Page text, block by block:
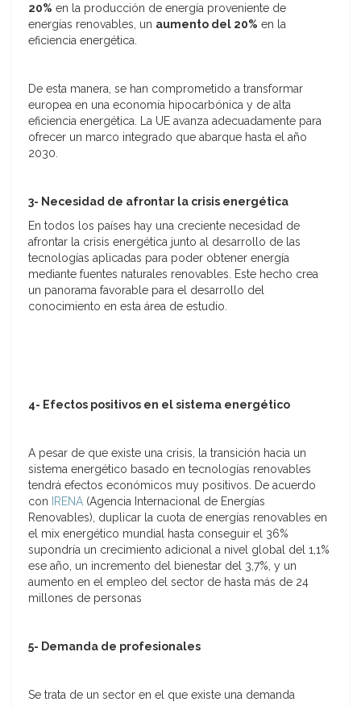
20% en la producción de energía proveniente de
energías renovables, un aumento del 20% en la
eficiencia energética.
De esta manera, se han comprometido a transformar
europea en una economía hipocarbónica y de alta
eficiencia energética. La UE avanza adecuadamente para
ofrecer un marco integrado que abarque hasta el año
2030.
3- Necesidad de afrontar la crisis energética
En todos los países hay una creciente necesidad de
afrontar la crisis energética junto al desarrollo de las
tecnologías aplicadas para poder obtener energía
mediante fuentes naturales renovables. Este hecho crea
un panorama favorable para el desarrollo del
conocimiento en esta área de estudio.
4- Efectos positivos en el sistema energético
A pesar de que existe una crisis, la transición hacia un
sistema energético basado en tecnologías renovables
tendrá efectos económicos muy positivos. De acuerdo
con
IRENA (Agencia Internacional de Energías
Renovables), duplicar la cuota de energías renovables en
el mix energético mundial hasta conseguir el 36%
supondría un crecimiento adicional a nivel global del 1,1%
ese año, un incremento del bienestar del 3,7%, y un
aumento en el empleo del sector de hasta más de 24
millones de personas
5- Demanda de profesionales
Se trata de un sector en el que existe una demanda